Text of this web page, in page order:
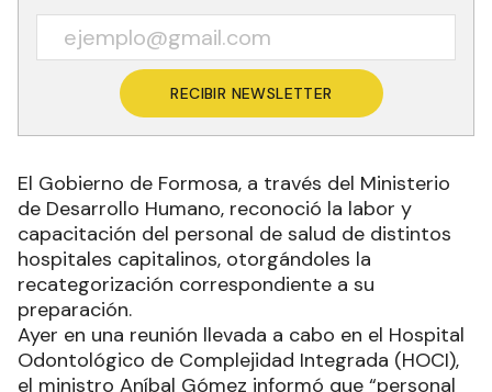
El ministro Aníbal Gómez indicó que “este premio
fue para los “trabajadores que se han preparado
y han logrado mejorar su rendimiento, porque
son profesiones que requieren de capacitación
permanente ya que la ciencia avanza todos los
equipado con aparatos de última generación que
requieren de personal idóneo”.
Recibí las noticias en tu email